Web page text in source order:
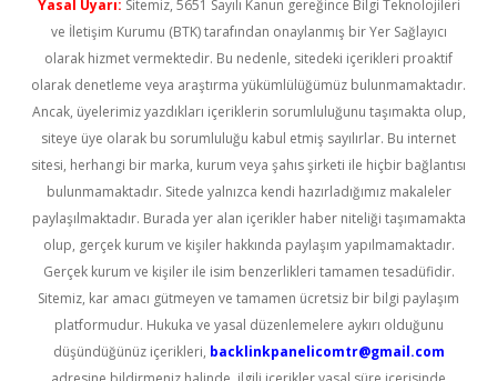
Yasal Uyarı: Sitemiz, 5651 Sayılı Kanun gereğince Bilgi Teknolojileri
ve İletişim Kurumu (BTK) tarafından onaylanmış bir Yer Sağlayıcı
olarak hizmet vermektedir. Bu nedenle, sitedeki içerikleri proaktif
olarak denetleme veya araştırma yükümlülüğümüz bulunmamaktadır.
Ancak, üyelerimiz yazdıkları içeriklerin sorumluluğunu taşımakta olup,
siteye üye olarak bu sorumluluğu kabul etmiş sayılırlar. Bu internet
sitesi, herhangi bir marka, kurum veya şahıs şirketi ile hiçbir bağlantısı
bulunmamaktadır. Sitede yalnızca kendi hazırladığımız makaleler
paylaşılmaktadır. Burada yer alan içerikler haber niteliği taşımamakta
olup, gerçek kurum ve kişiler hakkında paylaşım yapılmamaktadır.
Gerçek kurum ve kişiler ile isim benzerlikleri tamamen tesadüfidir.
Sitemiz, kar amacı gütmeyen ve tamamen ücretsiz bir bilgi paylaşım
platformudur. Hukuka ve yasal düzenlemelere aykırı olduğunu
düşündüğünüz içerikleri, backlinkpanelicomtr@gmail.com